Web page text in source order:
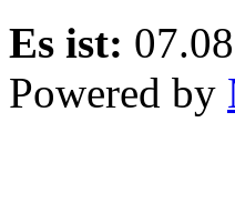
Es ist:
Powered by